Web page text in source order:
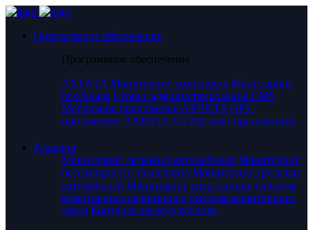
Программное обеспечение
Программное обеспечение
AXENTA Мониторинг транспорта Мониторинг
персонала Сервис администрирования CMS
Мобильное приложение AXENTA GPS-
приложение AXENTA Go Магазин приложений
Решения
Мониторинг легковых автомобилей Мониторинг
пассажирского транспорта Мониторинг грузовых
автомобилей Мониторинг спецтехники Система
мониторинга каршеринга Система мониторинга
такси Контроль расхода топлива